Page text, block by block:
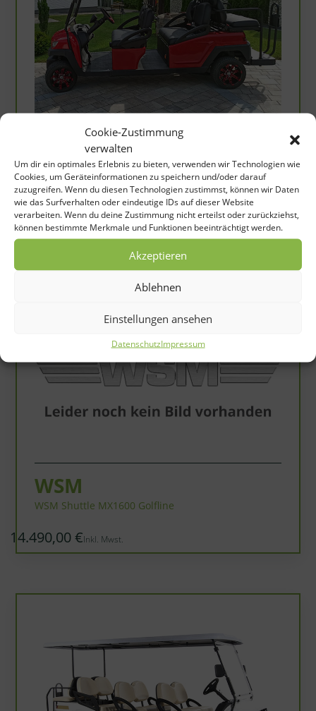
Cookie-Zustimmung
verwalten
Um dir ein optimales Erlebnis zu bieten, verwenden wir Technologien wie
Cookies, um Geräteinformationen zu speichern und/oder darauf
zuzugreifen. Wenn du diesen Technologien zustimmst, können wir Daten
wie das Surfverhalten oder eindeutige IDs auf dieser Website
verarbeiten. Wenn du deine Zustimmung nicht erteilst oder zurückziehst,
können bestimmte Merkmale und Funktionen beeinträchtigt werden.
Akzeptieren
Ablehnen
Einstellungen ansehen
DatenschutzImpressum
WSM Shuttle MX1400+2 Streetline
12.990,00 €Inkl. Mwst.
WSM
WSM Shuttle MX1600 Golfline
14.490,00 €Inkl. Mwst.